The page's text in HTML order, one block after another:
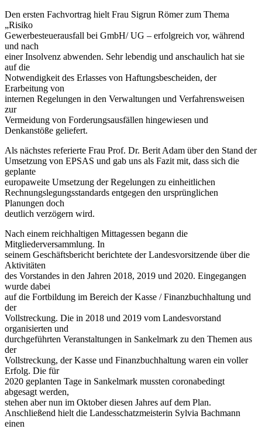
Den ersten Fachvortrag hielt Frau Sigrun Römer zum Thema
„Risiko
Gewerbesteuerausfall bei GmbH/ UG – erfolgreich vor, während
und nach
einer Insolvenz abwenden. Sehr lebendig und anschaulich hat sie
auf die
Notwendigkeit des Erlasses von Haftungsbescheiden, der
Erarbeitung von
internen Regelungen in den Verwaltungen und Verfahrensweisen
zur
Vermeidung von Forderungsausfällen hingewiesen und
Denkanstöße geliefert.
Als nächstes referierte Frau Prof. Dr. Berit Adam über den Stand der
Umsetzung von EPSAS und gab uns als Fazit mit, dass sich die
geplante
europaweite Umsetzung der Regelungen zu einheitlichen
Rechnungslegungsstandards entgegen den ursprünglichen
Planungen doch
deutlich verzögern wird.
Nach einem reichhaltigen Mittagessen begann die
Mitgliederversammlung. In
seinem Geschäftsbericht berichtete der Landesvorsitzende über die
Aktivitäten
des Vorstandes in den Jahren 2018, 2019 und 2020. Eingegangen
wurde dabei
auf die Fortbildung im Bereich der Kasse / Finanzbuchhaltung und
der
Vollstreckung. Die in 2018 und 2019 vom Landesvorstand
organisierten und
durchgeführten Veranstaltungen in Sankelmark zu den Themen aus
der
Vollstreckung, der Kasse und Finanzbuchhaltung waren ein voller
Erfolg. Die für
2020 geplanten Tage in Sankelmark mussten coronabedingt
abgesagt werden,
stehen aber nun im Oktober diesen Jahres auf dem Plan.
Anschließend hielt die Landesschatzmeisterin Sylvia Bachmann
einen